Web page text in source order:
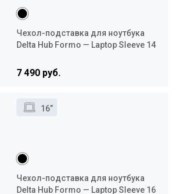
Чехол-подставка для ноутбука
Delta Hub Formo — Laptop Sleeve 14
7 490 руб.
16”
Чехол-подставка для ноутбука
Delta Hub Formo — Laptop Sleeve 16